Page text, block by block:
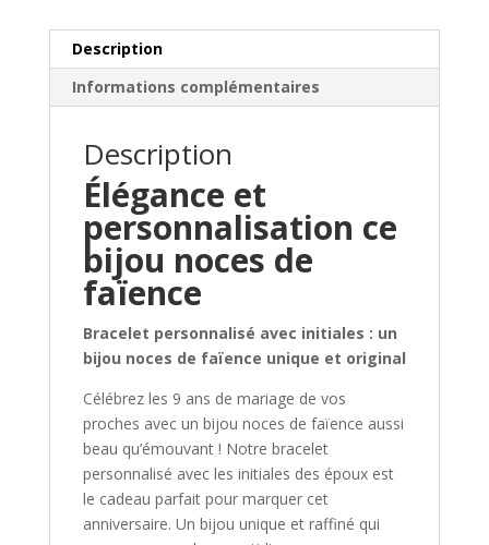
mariage
Description
Informations complémentaires
Description
Élégance et
personnalisation ce
bijou noces de
faïence
Bracelet personnalisé avec initiales : un
bijou noces de faïence unique et original
Célébrez les 9 ans de mariage de vos
proches avec un bijou noces de faïence aussi
beau qu’émouvant ! Notre bracelet
personnalisé avec les initiales des époux est
le cadeau parfait pour marquer cet
anniversaire. Un bijou unique et raffiné qui